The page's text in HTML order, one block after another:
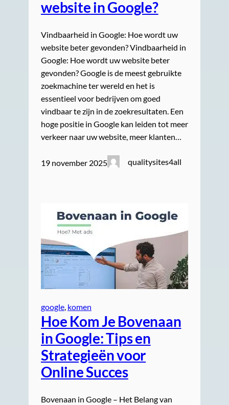
website in Google?
Vindbaarheid in Google: Hoe wordt uw
website beter gevonden? Vindbaarheid in
Google: Hoe wordt uw website beter
gevonden? Google is de meest gebruikte
zoekmachine ter wereld en het is
essentieel voor bedrijven om goed
vindbaar te zijn in de zoekresultaten. Een
hoge positie in Google kan leiden tot meer
verkeer naar uw website, meer klanten…
19 november 2025 qualitysites4all
google, komen
Hoe Kom Je Bovenaan
in Google: Tips en
Strategieën voor
Online Succes
Bovenaan in Google – Het Belang van